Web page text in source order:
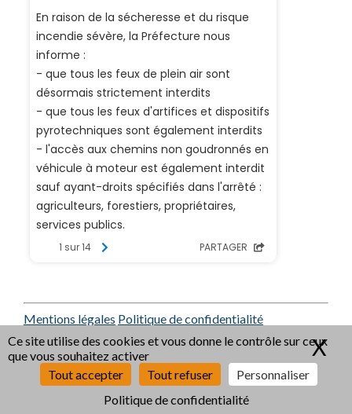
Ce site utilise des cookies et vous donne le contrôle sur ceux
que vous souhaitez activer
Tout accepter
Tout refuser
Personnaliser
Politique de confidentialité
X
Mentions légales Politique de confidentialité
RGAA : Non conformité
© 2026 Copyright Village de Pouillat.